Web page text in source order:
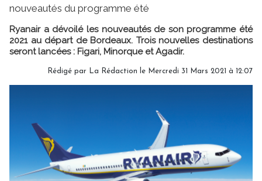
nouveautés du programme été
Ryanair a dévoilé les nouveautés de son programme été
2021 au départ de Bordeaux. Trois nouvelles destinations
seront lancées : Figari, Minorque et Agadir.
Rédigé par La Rédaction le Mercredi 31 Mars 2021 à 12:07